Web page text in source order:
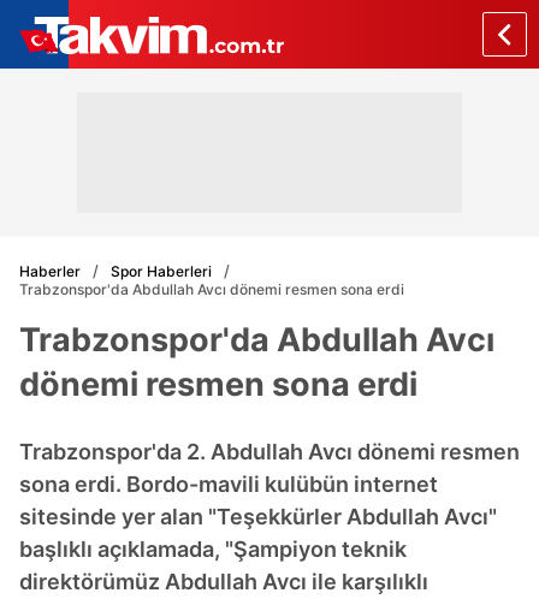
Haberler
Spor Haberleri
Trabzonspor'da Abdullah Avcı dönemi resmen sona erdi
Trabzonspor'da Abdullah Avcı
dönemi resmen sona erdi
Trabzonspor'da 2. Abdullah Avcı dönemi resmen
sona erdi. Bordo-mavili kulübün internet
sitesinde yer alan "Teşekkürler Abdullah Avcı"
başlıklı açıklamada, "Şampiyon teknik
direktörümüz Abdullah Avcı ile karşılıklı